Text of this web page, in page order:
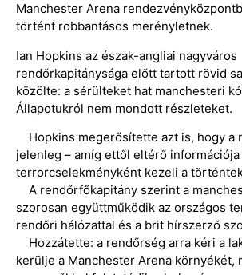
Manchester Arena
történt robbantásos merényletnek.
Ian Hopkins az észak-angliai nagyváros
rendőrkapitánysága előtt tartott rövid
közölte: a sérülteket hat manchesteri
Állapotukról nem mondott részleteket.
Hopkins megerősítette azt is, hogy a
jelenleg – amíg ettől eltérő információja
terrorcselekményként kezeli a
A rendőrfőkapitány szerint a
szorosan együttműködik az országos
rendőri hálózattal és a brit hírszerző
Hozzátette: a rendőrség arra kéri a
kerülje a Manchester Arena környékét,